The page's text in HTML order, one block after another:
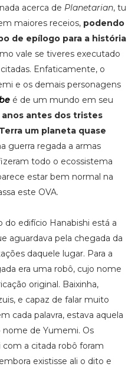
acerca de Planetarian, tu
maiores receios, podendo
de epílogo para a história
vale se tiveres executado
Enfaticamente, o
e os demais personagens
é de um mundo em seu
antes dos tristes
um planeta quase
guerra regada a armas
todo o ecossistema
estar bem normal na
este OVA.
do edifício Hanabishi está a
aguardava pela chegada da
daquele lugar. Para a
era uma robô, cujo nome
original. Baixinha,
e capaz de falar muito
cada palavra, estava aquela
de Yumemi. Os
a citada robô foram
existisse ali o dito e